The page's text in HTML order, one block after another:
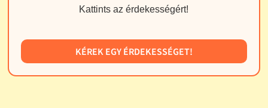
Kattints az érdekességért!
KÉREK EGY ÉRDEKESSÉGET!